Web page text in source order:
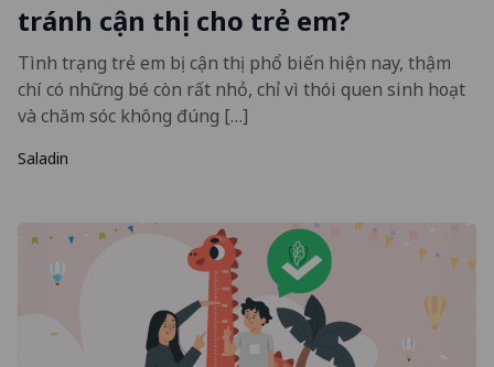
tránh cận thị cho trẻ em?
Tình trạng trẻ em bị cận thị phổ biến hiện nay, thậm
chí có những bé còn rất nhỏ, chỉ vì thói quen sinh hoạt
và chăm sóc không đúng […]
Saladin